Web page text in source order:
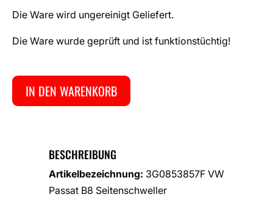
Die Ware wird ungereinigt Geliefert.
Die Ware wurde geprüft und ist funktionstüchtig!
IN DEN WARENKORB
BESCHREIBUNG
Artikelbezeichnung: 3G0853857F VW
Passat B8 Seitenschweller